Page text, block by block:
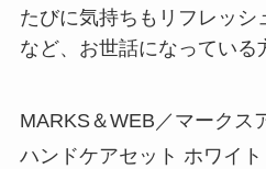
たびに気持ちもリフレッシ
など、お世話になっている
MARKS＆WEB／マークス
ハンドケアセット ホワイ